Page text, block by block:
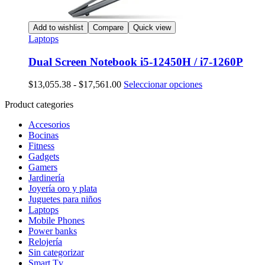
Add to wishlist Compare Quick view
Laptops
Dual Screen Notebook i5-12450H / i7-1260P
$13,055.38 - $17,561.00Rango
Seleccionar opcionesEste
Product categories
Accesorios
Bocinas
Fitness
Gadgets
Gamers
Jardinería
Joyería oro y plata
Juguetes para niños
Laptops
Mobile Phones
Power banks
Relojería
Sin categorizar